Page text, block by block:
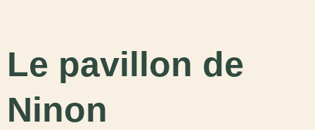
Le pavillon de
Ninon